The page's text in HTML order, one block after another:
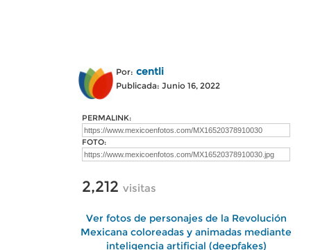
Por: centli
Publicada: Junio 16, 2022
PERMALINK:
FOTO:
2,212 visitas
Ver fotos de personajes de la Revolución
Mexicana coloreadas y animadas mediante
inteligencia artificial (deepfakes)